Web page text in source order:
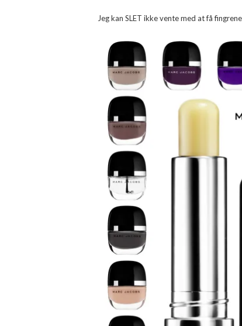
Jeg kan SLET ikke vente med at få